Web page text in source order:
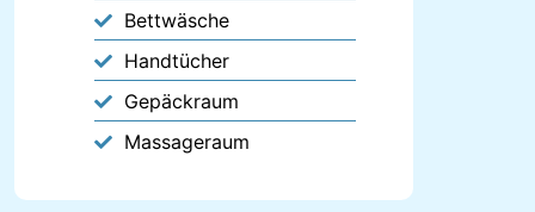
Bettwäsche
Handtücher
Gepäckraum
Massageraum